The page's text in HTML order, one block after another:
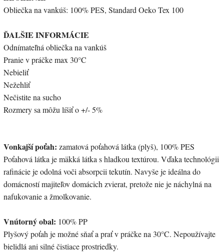
Obliečka na vankúš: 100% PES, Standard Oeko Tex 100
ĎALŠIE INFORMÁCIE
Odnímateľná obliečka na vankúš
Pranie v práčke max 30°C
Nebieliť
Nežehliť
Nečistite na sucho
Rozmery sa môžu líšiť o +/- 5%
Vonkajší poťah: zamatová poťahová látka (plyš), 100% PES
Poťahová látka je mäkká látka s hladkou textúrou. Vďaka technológii
rafinácie je odolná voči absorpcii tekutín. Navyše je ideálna do
domácností majiteľov domácich zvierat, pretože nie je náchylná na
nafukovanie a žmolkovanie.
Vnútorný obal: 100% PP
Plyšový poťah je možné sňať a prať v práčke na 30°C. Nepoužívajte
bielidlá ani silné čistiace prostriedky.